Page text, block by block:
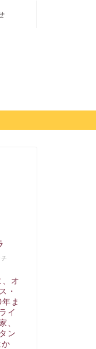
オ
・
ま
イ
、
ン